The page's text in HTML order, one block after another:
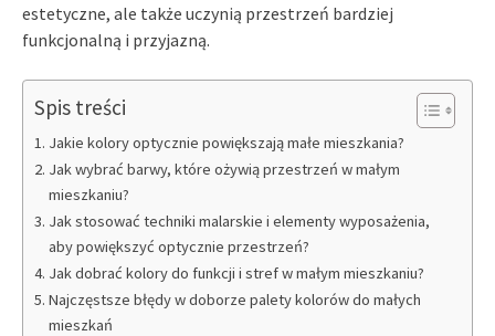
estetyczne, ale także uczynią przestrzeń bardziej
funkcjonalną i przyjazną.
Spis treści
Jakie kolory optycznie powiększają małe mieszkania?
Jak wybrać barwy, które ożywią przestrzeń w małym
mieszkaniu?
Jak stosować techniki malarskie i elementy wyposażenia,
aby powiększyć optycznie przestrzeń?
Jak dobrać kolory do funkcji i stref w małym mieszkaniu?
Najczęstsze błędy w doborze palety kolorów do małych
mieszkań